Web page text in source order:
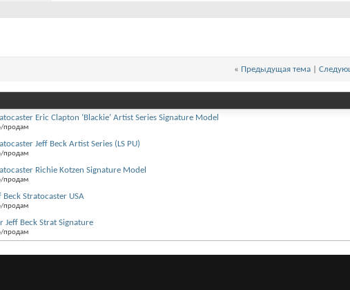
« Предыдущая тема
Eric Clapton ‘Blackie’ Artist Series Signature Model
продам
Jeff Beck Artist Series (LS PU)
продам
Richie Kotzen Signature Model
продам
Beck Stratocaster USA
продам
Jeff Beck Strat Signature
продам